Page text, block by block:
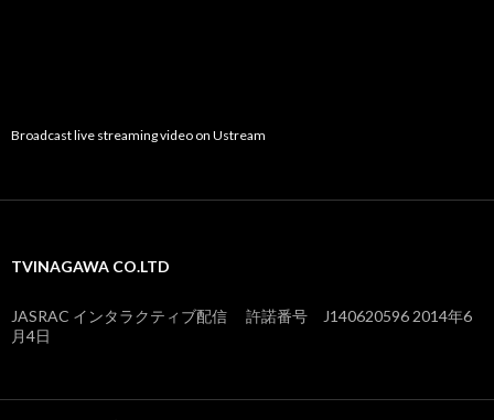
Broadcast live streaming video on Ustream
TVINAGAWA CO.LTD
JASRAC インタラクティブ配信 許諾番号 J140620596 2014年6
月4日